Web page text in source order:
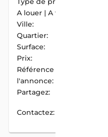
A louer | A vendre:
Ville:
Quartier:
Surface:
Prix:
Référence de
l'annonce:
Partagez:
Contactez: